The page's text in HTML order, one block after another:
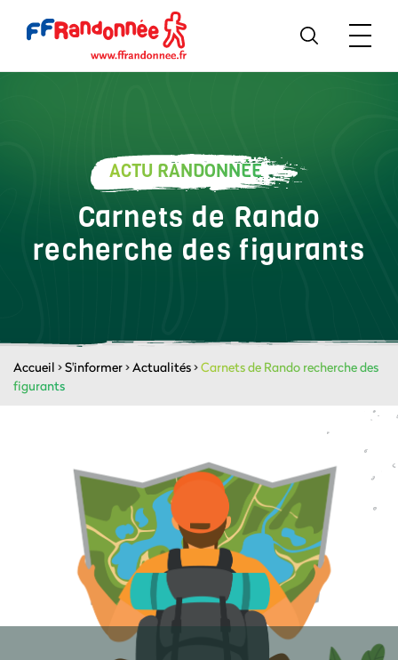
ACTU RANDONNÉE
Carnets de Rando
recherche des figurants
Accueil >S'informer>Actualités>Carnets de Rando recherche des
figurants